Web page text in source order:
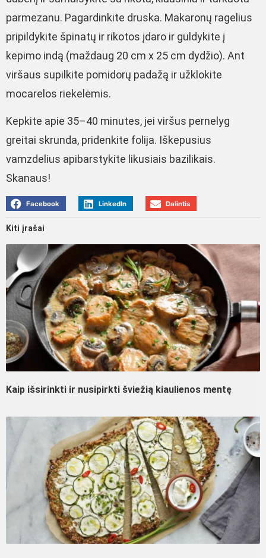
parmezanu. Pagardinkite druska. Makaronų ragelius
pripildykite špinatų ir rikotos įdaro ir guldykite į
kepimo indą (maždaug 20 cm x 25 cm dydžio). Ant
viršaus supilkite pomidorų padažą ir užklokite
mocarelos riekelėmis.
Kepkite apie 35–40 minutes, jei viršus pernelyg
greitai skrunda, pridenkite folija. Iškepusius
vamzdelius apibarstykite likusiais bazilikais.
Skanaus!
Facebook LinkedIn Dalintis
Kiti įrašai
Kaip išsirinkti ir nusipirkti šviežią kiaulienos mentę